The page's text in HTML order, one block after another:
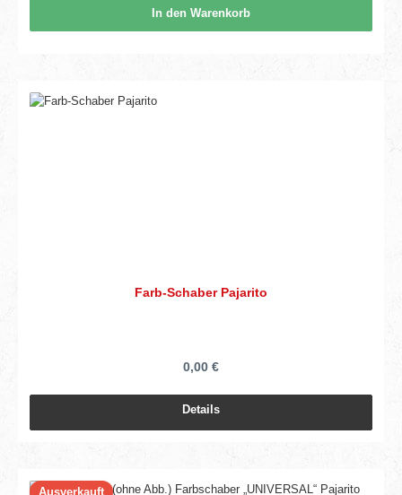
In den Warenkorb
Farb-Schaber Pajarito
0,00 €
Details
Ausverkauft